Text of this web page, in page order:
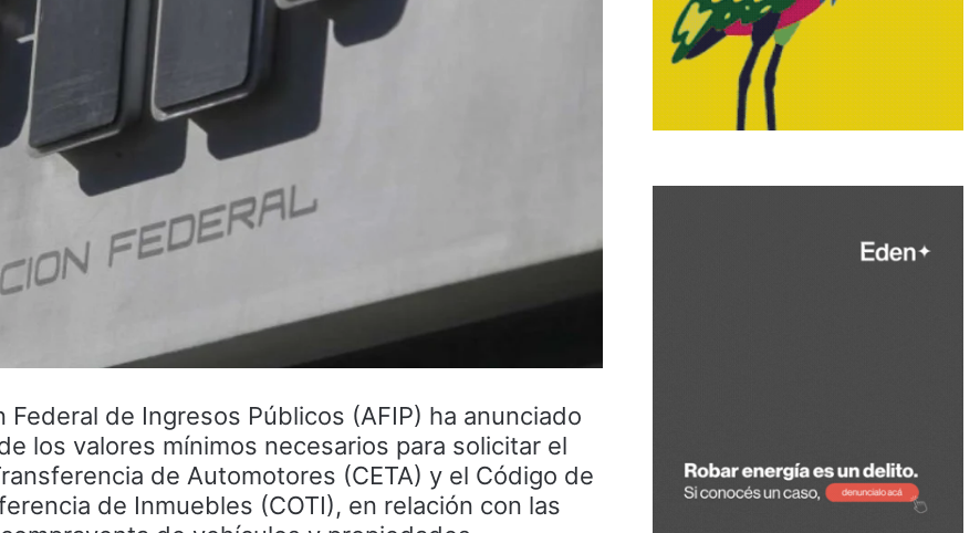
Federal de Ingresos Públicos (AFIP) ha anunciado
los valores mínimos necesarios para solicitar el
de Automotores (CETA) y el Código de
de Inmuebles (COTI), en relación con las